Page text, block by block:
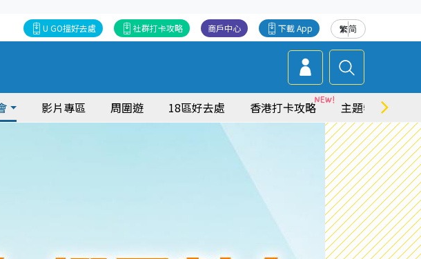
繁简
下載 App
商戶中心
社群打卡攻略
U GO搵好去處
影片專區 周圍遊 18區好去處 香港打卡攻略 主題特集